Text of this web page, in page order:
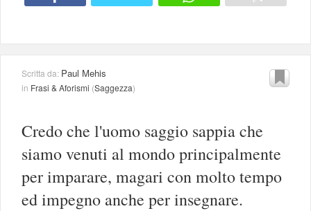
Scritta da: Paul Mehis
in Frasi & Aforismi (Saggezza)
Credo che l'uomo saggio sappia che
siamo venuti al mondo principalmente
per imparare, magari con molto tempo
ed impegno anche per insegnare.